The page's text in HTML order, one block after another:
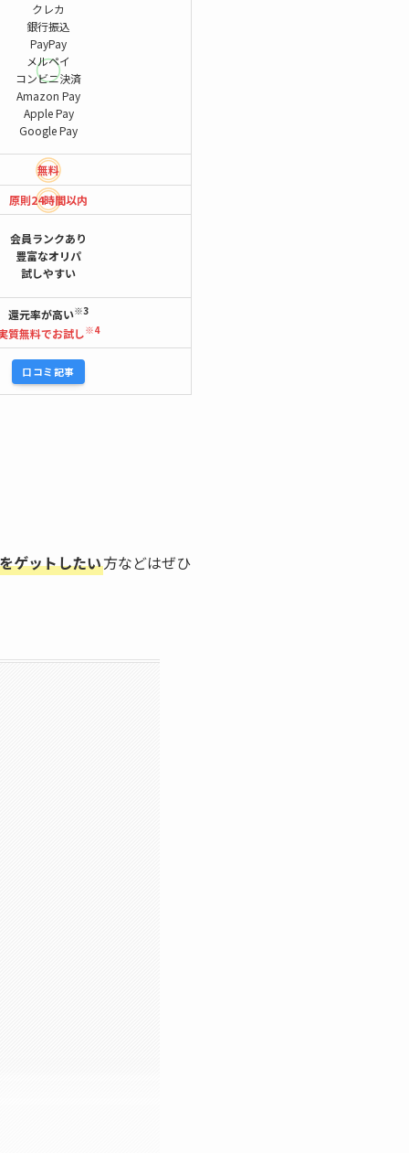
クレカ
銀行振込
PayPay
メルペイ
コンビニ決済
Amazon Pay
Apple Pay
Google Pay
無料
原則24時間以内
会員ランクあり
豊富なオリパ
試しやすい
還元率が高い※3
質無料でお試し※4
口コミ記事
ゲットしたい方などはぜひ